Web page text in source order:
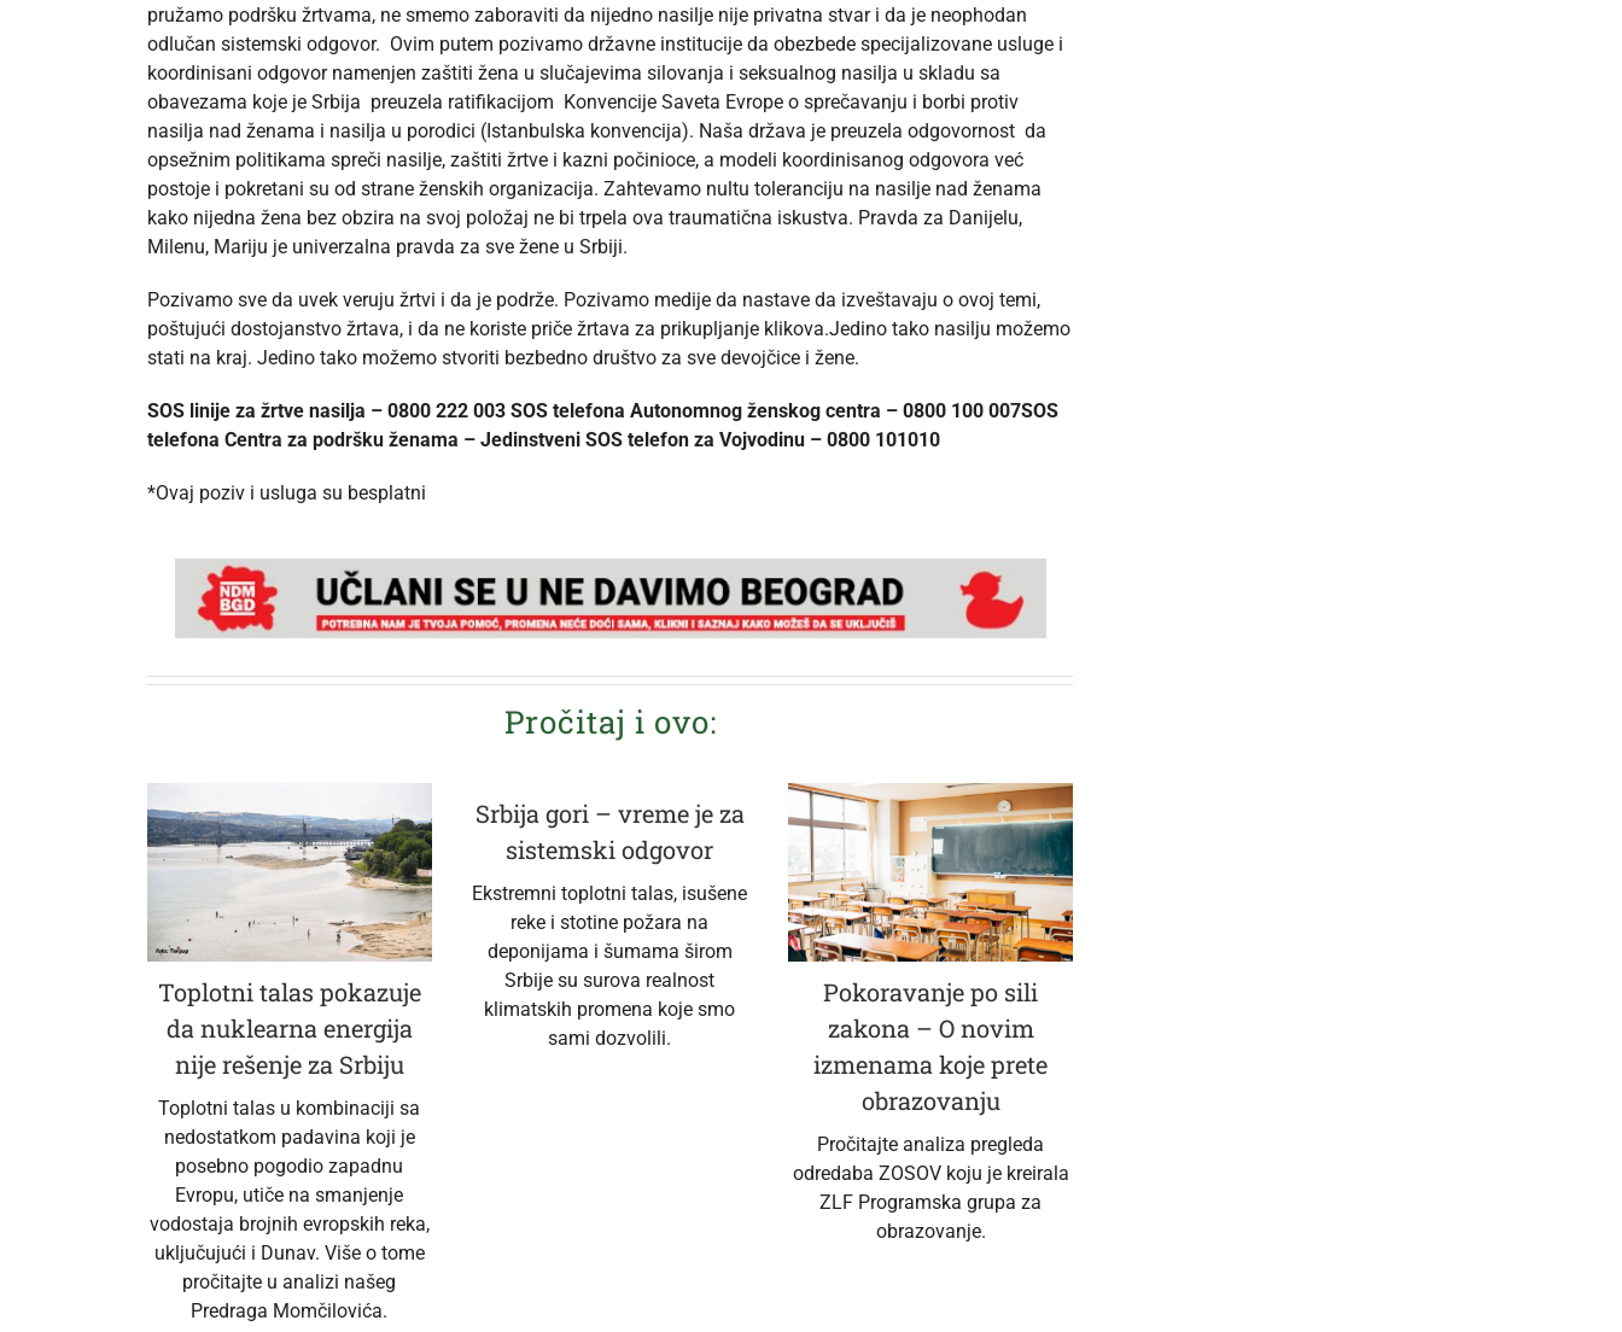
pružamo podršku žrtvama, ne smemo zaboraviti da nijedno nasilje nije privatna stvar i da je neophodan
odlučan sistemski odgovor. Ovim putem pozivamo državne institucije da obezbede specijalizovane usluge i
koordinisani odgovor namenjen zaštiti žena u slučajevima silovanja i seksualnog nasilja u skladu sa
obavezama koje je Srbija preuzela ratifikacijom Konvencije Saveta Evrope o sprečavanju i borbi protiv
nasilja nad ženama i nasilja u porodici (Istanbulska konvencija). Naša država je preuzela odgovornost da
opsežnim politikama spreči nasilje, zaštiti žrtve i kazni počinioce, a modeli koordinisanog odgovora već
postoje i pokretani su od strane ženskih organizacija. Zahtevamo nultu toleranciju na nasilje nad ženama
kako nijedna žena bez obzira na svoj položaj ne bi trpela ova traumatična iskustva. Pravda za Danijelu,
Milenu, Mariju je univerzalna pravda za sve žene u Srbiji.
Pozivamo sve da uvek veruju žrtvi i da je podrže. Pozivamo medije da nastave da izveštavaju o ovoj temi,
poštujući dostojanstvo žrtava, i da ne koriste priče žrtava za prikupljanje klikova.Jedino tako nasilju možemo
stati na kraj. Jedino tako možemo stvoriti bezbedno društvo za sve devojčice i žene.
SOS linije za žrtve nasilja – 0800 222 003 SOS telefona Autonomnog ženskog centra – 0800 100 007SOS
telefona Centra za podršku ženama – Jedinstveni SOS telefon za Vojvodinu – 0800 101010
*Ovaj poziv i usluga su besplatni
Pročitaj i ovo:
Toplotni talas pokazuje
da nuklearna energija
nije rešenje za Srbiju
Toplotni talas u kombinaciji sa
nedostatkom padavina koji je
posebno pogodio zapadnu
Evropu, utiče na smanjenje
vodostaja brojnih evropskih reka,
uključujući i Dunav. Više o tome
pročitajte u analizi našeg
Predraga Momčilovića.
Srbija gori – vreme je za
sistemski odgovor
Ekstremni toplotni talas, isušene
reke i stotine požara na
deponijama i šumama širom
Srbije su surova realnost
klimatskih promena koje smo
sami dozvolili.
Pokoravanje po sili
zakona – O novim
izmenama koje prete
obrazovanju
Pročitajte analiza pregleda
odredaba ZOSOV koju je kreirala
ZLF Programska grupa za
obrazovanje.